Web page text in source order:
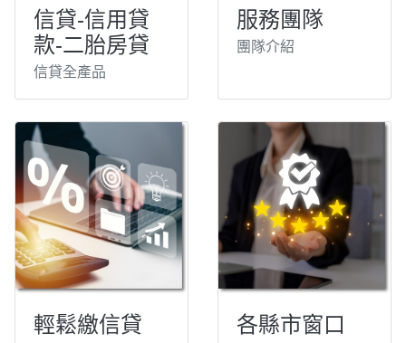
信貸-信用貸
款-二胎房貸
信貸全產品
服務團隊
團隊介紹
輕鬆繳信貸 各縣市窗口